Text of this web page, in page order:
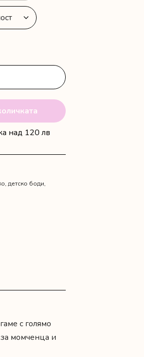
над 120 лв
, детско боди,
с голямо
момченца и